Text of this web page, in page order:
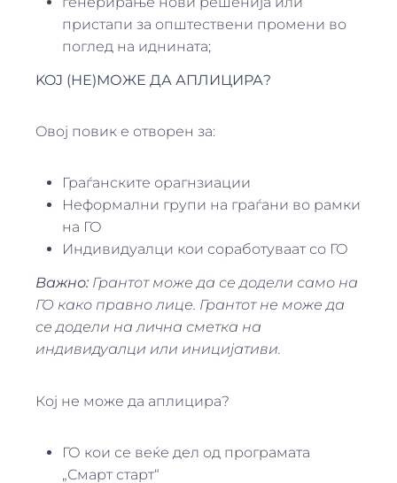
пристапи за општествени промени во
поглед на иднината;
KOJ (НЕ)МОЖЕ ДА АПЛИЦИРА?
Oвој повик е отворен за:
Граѓанските орагнзиации
Неформални групи на граѓани во рамки
на ГО
Индивидуалци кои соработуваат со ГО
Важно: Грантот може да се додели само на
ГО како правно лице. Грантот не може да
се додели на лична сметка на
индивидуалци или иницијативи.
Кој не може да аплицира?
ГО кои се веќе дел од програмата
„Смарт старт“